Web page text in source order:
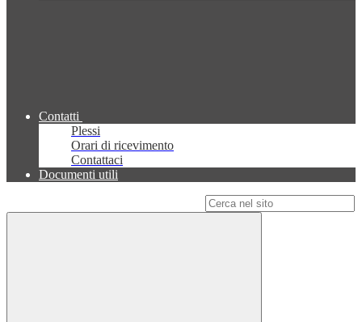
Contatti
Plessi
Orari di ricevimento
Contattaci
Documenti utili